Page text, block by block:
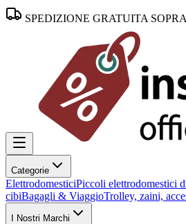
SPEDIZIONE GRATUITA
Categorie
ElettrodomesticiPiccoli elettrodomestici
cibiBagagli & ViaggioTrolley, zaini,
I Nostri Marchi